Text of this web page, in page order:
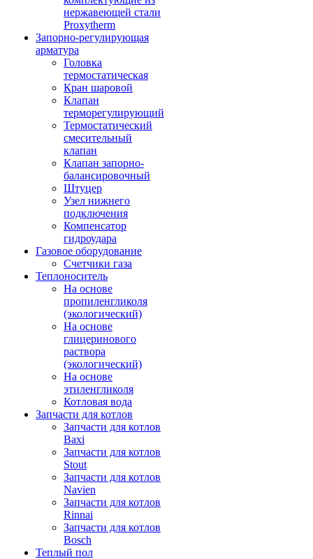
нержавеющей стали
Proxytherm
Запорно-регулирующая
арматура
Головка
термостатическая
Кран шаровой
Клапан
терморегулирующий
Термостатический
смесительный
клапан
Клапан запорно-
балансировочный
Штуцер
Узел нижнего
подключения
Компенсатор
гидроудара
Газовое оборудование
Счетчики газа
Теплоноситель
На основе
пропиленгликоля
(экологический)
На основе
глицеринового
раствора
(экологический)
На основе
этиленгликоля
Котловая вода
Запчасти для котлов
Запчасти для котлов
Baxi
Запчасти для котлов
Stout
Запчасти для котлов
Navien
Запчасти для котлов
Rinnai
Запчасти для котлов
Bosch
Теплый пол